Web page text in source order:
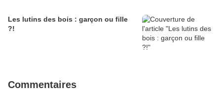
Les lutins des bois : garçon ou fille
?!
Commentaires